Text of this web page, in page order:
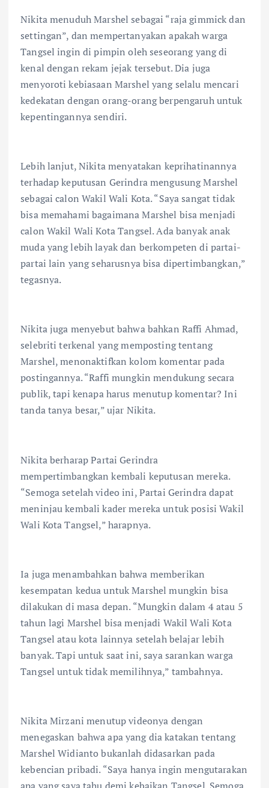
Nikita menuduh Marshel sebagai “raja gimmick dan
settingan”, dan mempertanyakan apakah warga
Tangsel ingin di pimpin oleh seseorang yang di
kenal dengan rekam jejak tersebut. Dia juga
menyoroti kebiasaan Marshel yang selalu mencari
kedekatan dengan orang-orang berpengaruh untuk
kepentingannya sendiri.
Lebih lanjut, Nikita menyatakan keprihatinannya
terhadap keputusan Gerindra mengusung Marshel
sebagai calon Wakil Wali Kota. “Saya sangat tidak
bisa memahami bagaimana Marshel bisa menjadi
calon Wakil Wali Kota Tangsel. Ada banyak anak
muda yang lebih layak dan berkompeten di partai-
partai lain yang seharusnya bisa dipertimbangkan,”
tegasnya.
Nikita juga menyebut bahwa bahkan Raffi Ahmad,
selebriti terkenal yang memposting tentang
Marshel, menonaktifkan kolom komentar pada
postingannya. “Raffi mungkin mendukung secara
publik, tapi kenapa harus menutup komentar? Ini
tanda tanya besar,” ujar Nikita.
Nikita berharap Partai Gerindra
mempertimbangkan kembali keputusan mereka.
“Semoga setelah video ini, Partai Gerindra dapat
meninjau kembali kader mereka untuk posisi Wakil
Wali Kota Tangsel,” harapnya.
Ia juga menambahkan bahwa memberikan
kesempatan kedua untuk Marshel mungkin bisa
dilakukan di masa depan. “Mungkin dalam 4 atau 5
tahun lagi Marshel bisa menjadi Wakil Wali Kota
Tangsel atau kota lainnya setelah belajar lebih
banyak. Tapi untuk saat ini, saya sarankan warga
Tangsel untuk tidak memilihnya,” tambahnya.
Nikita Mirzani menutup videonya dengan
menegaskan bahwa apa yang dia katakan tentang
Marshel Widianto bukanlah didasarkan pada
kebencian pribadi. “Saya hanya ingin mengutarakan